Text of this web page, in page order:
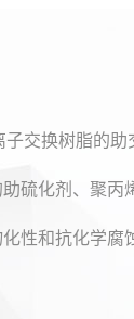
交换树脂的助
硫化剂、聚丙
性和抗化学